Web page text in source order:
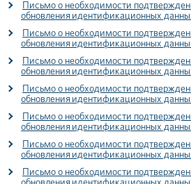
Письмо о необходимости
обновления идентификационных
Письмо о необходимости
обновления идентификационных
Письмо о необходимости
обновления идентификационных
Письмо о необходимости
обновления идентификационных
Письмо о необходимости
обновления идентификационных
Письмо о необходимости
обновления идентификационных
Письмо о необходимости